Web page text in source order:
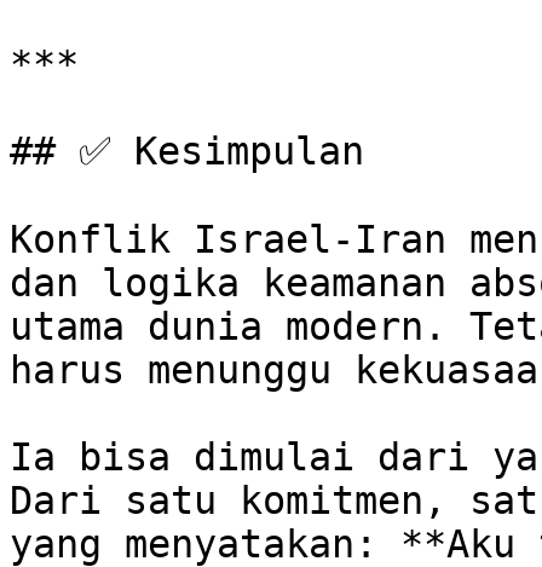
***
## ✅ Kesimpulan
Konflik Israel-Iran
dan logika keamanan
utama dunia modern.
harus menunggu
Ia bisa dimulai dari
Dari satu komitmen,
yang menyatakan: